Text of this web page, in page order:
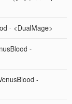
- <DualMage>
-
-